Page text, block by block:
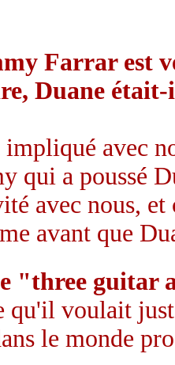
Farrar est
Duane
avec
qui a poussé
avec nous,
avant que
"three guitar
qu'il voulait
le monde